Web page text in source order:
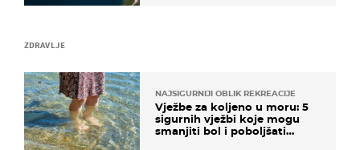
ZDRAVLJE
NAJSIGURNIJI OBLIK REKREACIJE
Vježbe za koljeno u moru: 5
sigurnih vježbi koje mogu
smanjiti bol i poboljšati